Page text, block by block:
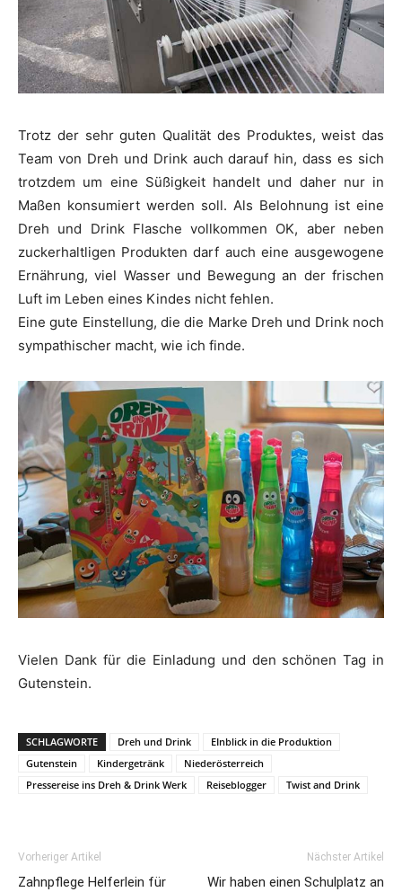
Trotz der sehr guten Qualität des Produktes, weist das
Team von Dreh und Drink auch darauf hin, dass es sich
trotzdem um eine Süßigkeit handelt und daher nur in
Maßen konsumiert werden soll. Als Belohnung ist eine
Dreh und Drink Flasche vollkommen OK, aber neben
zuckerhaltligen Produkten darf auch eine ausgewogene
Ernährung, viel Wasser und Bewegung an der frischen
Luft im Leben eines Kindes nicht fehlen.
Eine gute Einstellung, die die Marke Dreh und Drink noch
sympathischer macht, wie ich finde.
Vielen Dank für die Einladung und den schönen Tag in
Gutenstein.
SCHLAGWORTE Dreh und Drink
EInblick in die Produktion
Gutenstein
Kindergetränk
Niederösterreich
Pressereise ins Dreh & Drink Werk
Reiseblogger Twist and Drink
Vorheriger Artikel
Zahnpflege Helferlein für
Nächster Artikel
Wir haben einen Schulplatz an